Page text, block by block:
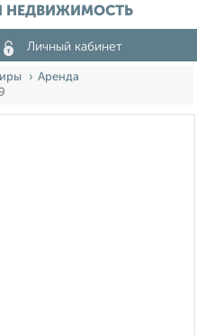
НЕДВИЖИМОСТЬ
Личный кабинет
Аренда